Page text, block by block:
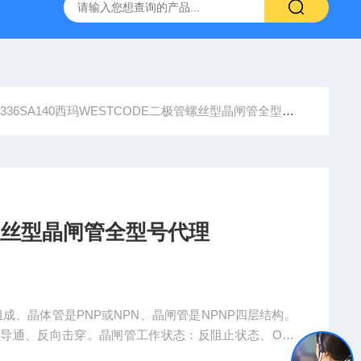
西玛WESTCODE二极管螺丝型晶闸管全型号代理
型晶闸管全型号代理
、晶体管是PNP或NPN、晶闸管是NPNP四层结构。
通、反向击穿。晶闸管工作状态：反阻止状态、OFF
本更低，故而市场应用远高于晶闸管，晶闸管 for 交